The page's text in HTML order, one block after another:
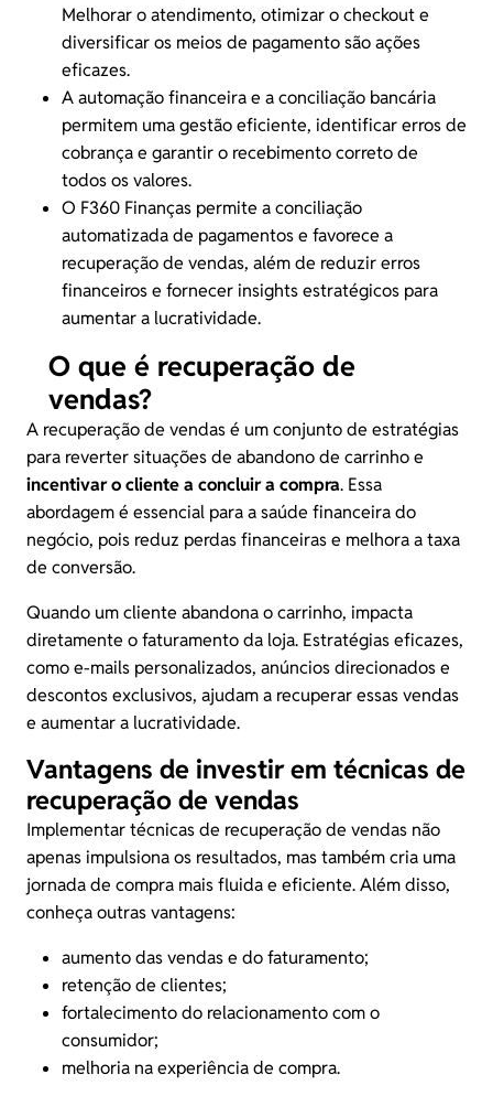
Melhorar o atendimento, otimizar o checkout e
diversificar os meios de pagamento são ações
eficazes.
Aautomação financeirae a conciliação bancária
permitem uma gestão eficiente, identificar erros de
cobrança e garantir o recebimento correto de
todos os valores.
O F360 Finanças permite aconciliação
automatizada de pagamentose favorece a
recuperação de vendas, além de reduzir erros
financeiros e fornecer insights estratégicos para
aumentar a lucratividade.
O que é recuperação de
vendas?
A recuperação de vendas é um conjunto de estratégias
para reverter situações de abandono de carrinho e
incentivar o cliente a concluir a compra. Essa
abordagem é essencial para a saúde financeira do
negócio, pois reduz perdas financeiras e melhora a taxa
de conversão.
Quando um cliente abandona o carrinho, impacta
diretamente ofaturamentoda loja. Estratégias eficazes,
como e-mails personalizados, anúncios direcionados e
descontos exclusivos, ajudam a recuperar essas vendas
e aumentar a lucratividade.
Vantagens de investir em técnicas de
recuperação de vendas
Implementar técnicas de recuperação de vendas não
apenas impulsiona os resultados, mas também cria uma
jornada de compra mais fluida e eficiente. Além disso,
conheça outras vantagens:
aumento das vendas e do faturamento;
retenção de clientes;
fortalecimento do relacionamento com o
consumidor;
melhoria na experiência de compra.